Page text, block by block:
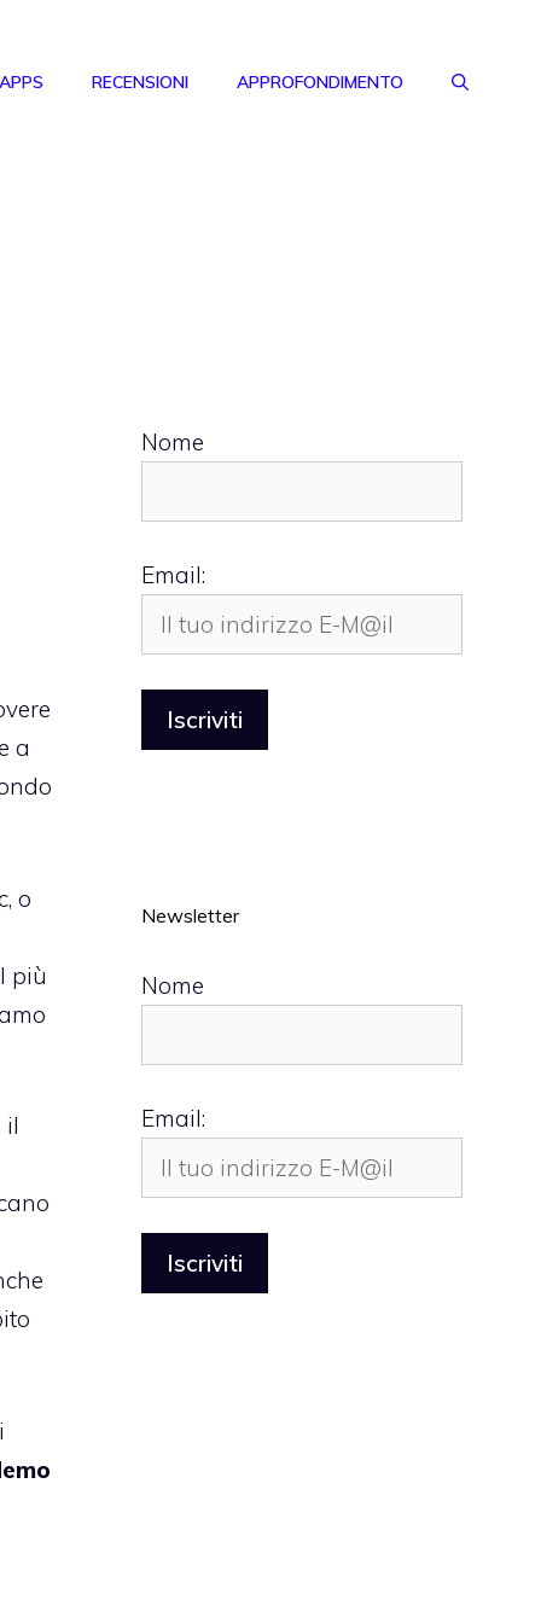
RECENSIONI APPROFONDIMENTO
a
o
più
il
Nome
Email:
Newsletter
Nome
Email: